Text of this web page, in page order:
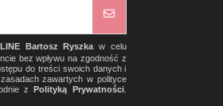
Bartosz Ryszka w celu
bez wpływu na zgodność z
do treści swoich danych i
zawartych w polityce
zPolityką Prywatności.